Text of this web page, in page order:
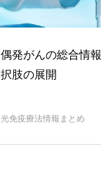
偶発がんの総合情
択肢の展開
光免疫療法情報まとめ